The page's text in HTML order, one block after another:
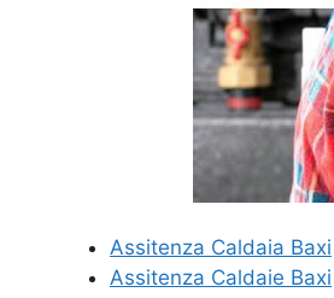
Assitenza Caldaia Baxi
Assitenza Caldaie Baxi